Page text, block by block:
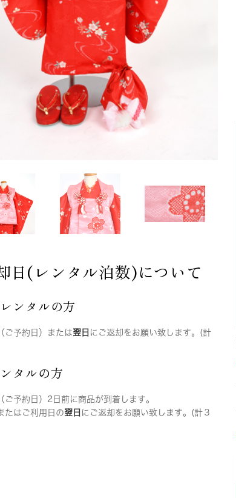
日(レンタル泊数)について
ンタルの方
ご予約日）または翌日 にご返却をお願い致します。(計
タルの方
ご予約日）2日前に商品が到着します。
たはご利用日の翌日 にご返却をお願い致します。(計３